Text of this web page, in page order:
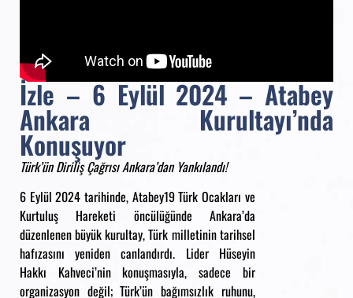
İzle – 6 Eylül 2024 – Atabey
Ankara Kurultayı’nda
Konuşuyor
Türk’ün Diriliş Çağrısı Ankara’dan Yankılandı!
6 Eylül 2024 tarihinde, Atabey19 Türk Ocakları ve
Kurtuluş Hareketi öncülüğünde Ankara’da
düzenlenen büyük kurultay, Türk milletinin tarihsel
hafızasını yeniden canlandırdı. Lider Hüseyin
Hakkı Kahveci’nin konuşmasıyla, sadece bir
organizasyon değil; Türk’ün bağımsızlık ruhunu,